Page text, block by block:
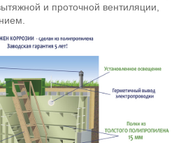
и проточной вентиляции,